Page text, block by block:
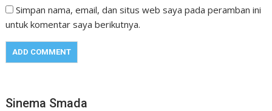
Simpan nama, email, dan situs web saya pada peramban ini
untuk komentar saya berikutnya.
Sinema Smada